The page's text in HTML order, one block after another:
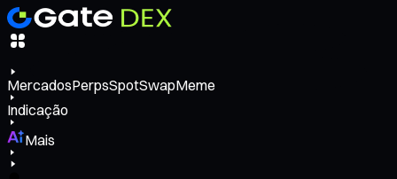
MercadosPerpsSpotSwapMeme
Indicação
Mais